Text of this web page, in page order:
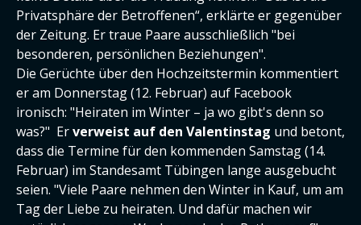
Privatsphäre der Betroffenen“, erklärte er gegenüber
der Zeitung. Er traue Paare ausschließlich "bei
besonderen, persönlichen Beziehungen".
Die Gerüchte über den Hochzeitstermin kommentiert
er am Donnerstag (12. Februar) auf Facebook
ironisch: "Heiraten im Winter – ja wo gibt's denn so
was?" Erverweist auf den Valentinstag und betont,
dass die Termine für den kommenden Samstag (14.
Februar) im Standesamt Tübingen lange ausgebucht
seien. "Viele Paare nehmen den Winter in Kauf, um am
Tag der Liebe zu heiraten. Und dafür machen wir